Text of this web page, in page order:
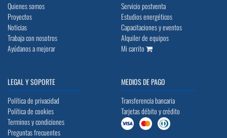
Quienes somos
Proyectos
Noticias
Trabaja con nosotros
Ayúdanos a mejorar
Servicio postventa
Estudios energéticos
Capacitaciones y eventos
Alquiler de equipos
Mi carrito
LEGAL Y SOPORTE
Política de privacidad
Política de cookies
Terminos y condiciones
Preguntas frecuentes
MEDIOS DE PAGO
Transferencia bancaria
Tarjetas débito y crédito